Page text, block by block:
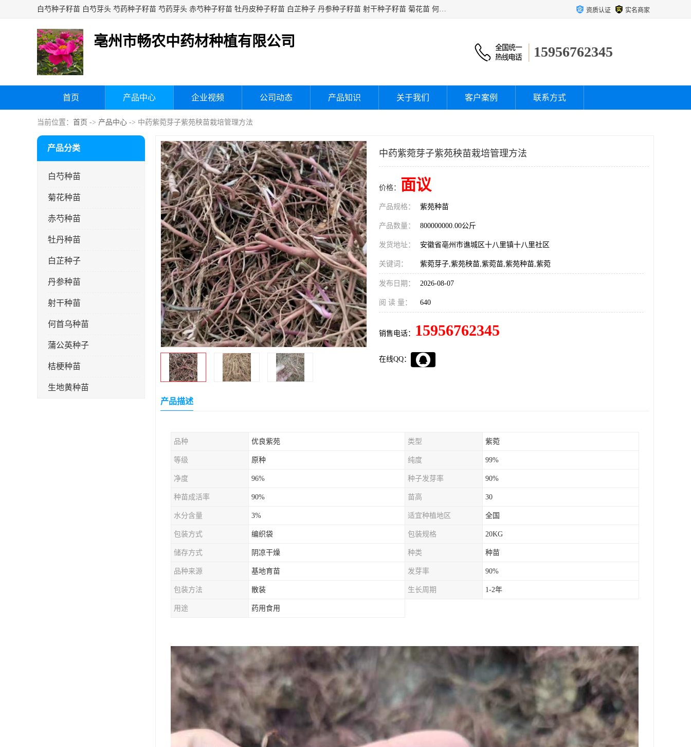
白芍种子籽苗 白芍芽头 芍药种子籽苗 芍药芽头 赤芍种子籽苗 牡丹皮种子籽苗 白芷种子 丹参种子籽苗 射干种子籽苗 菊花苗 何乌苗 蒲公英种子 桔梗种子籽苗 生地黄芽苗 玄参芽苗 元参芽苗 黑参芽苗 紫苑芽 紫菀苗 板蓝根种子 板兰根籽 大青叶种子 大青根种苗 防风种子 夏枯草种子 夏枯球籽 知母种子籽苗 白术种子 白术籽苗 薄荷种子籽苗 红花种子籽油 资质认证 实名商家
亳州市畅农中药材种植有限公司
15956762345
首页 产品中心 企业视频 公司动态 产品知识 关于我们 客户案例 联系方式
当前位置： 首页 -> 产品中心 -> 中药紫菀芽子紫苑秧苗栽培管理方法
产品分类
白芍种苗
菊花种苗
赤芍种苗
牡丹种苗
白芷种子
丹参种苗
射干种苗
何首乌种苗
蒲公英种子
桔梗种苗
生地黄种苗
中药紫菀芽子紫苑秧苗栽培管理方法
价格： 面议
产品规格： 紫苑种苗
产品数量： 800000000.00公斤
发货地址： 安徽省亳州市谯城区十八里镇十八里社区
关键词： 紫菀芽子,紫苑秧苗,紫菀苗,紫苑种苗,紫菀
发布日期： 2026-08-07
阅 读 量： 640
销售电话： 15956762345
在线QQ：
产品描述
品种 优良紫苑 类型 紫菀
等级 原种 纯度 99%
净度 96% 种子发芽率 90%
种苗成活率 90% 苗高 30
水分含量 3% 适宜种植地区 全国
包装方式 编织袋 包装规格 20KG
储存方式 阴凉干燥 种类 种苗
品种来源 基地育苗 发芽率 90%
包装方法 散装 生长周期 1-2年
用途 药用食用